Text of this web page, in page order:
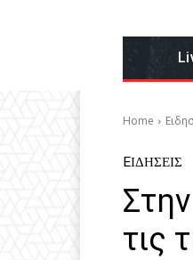
Home
EΙΔΗΣΕΙΣ
τις